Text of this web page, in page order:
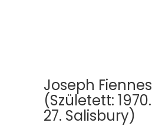
Joseph Fiennes
(Született:
27. Salisbury)